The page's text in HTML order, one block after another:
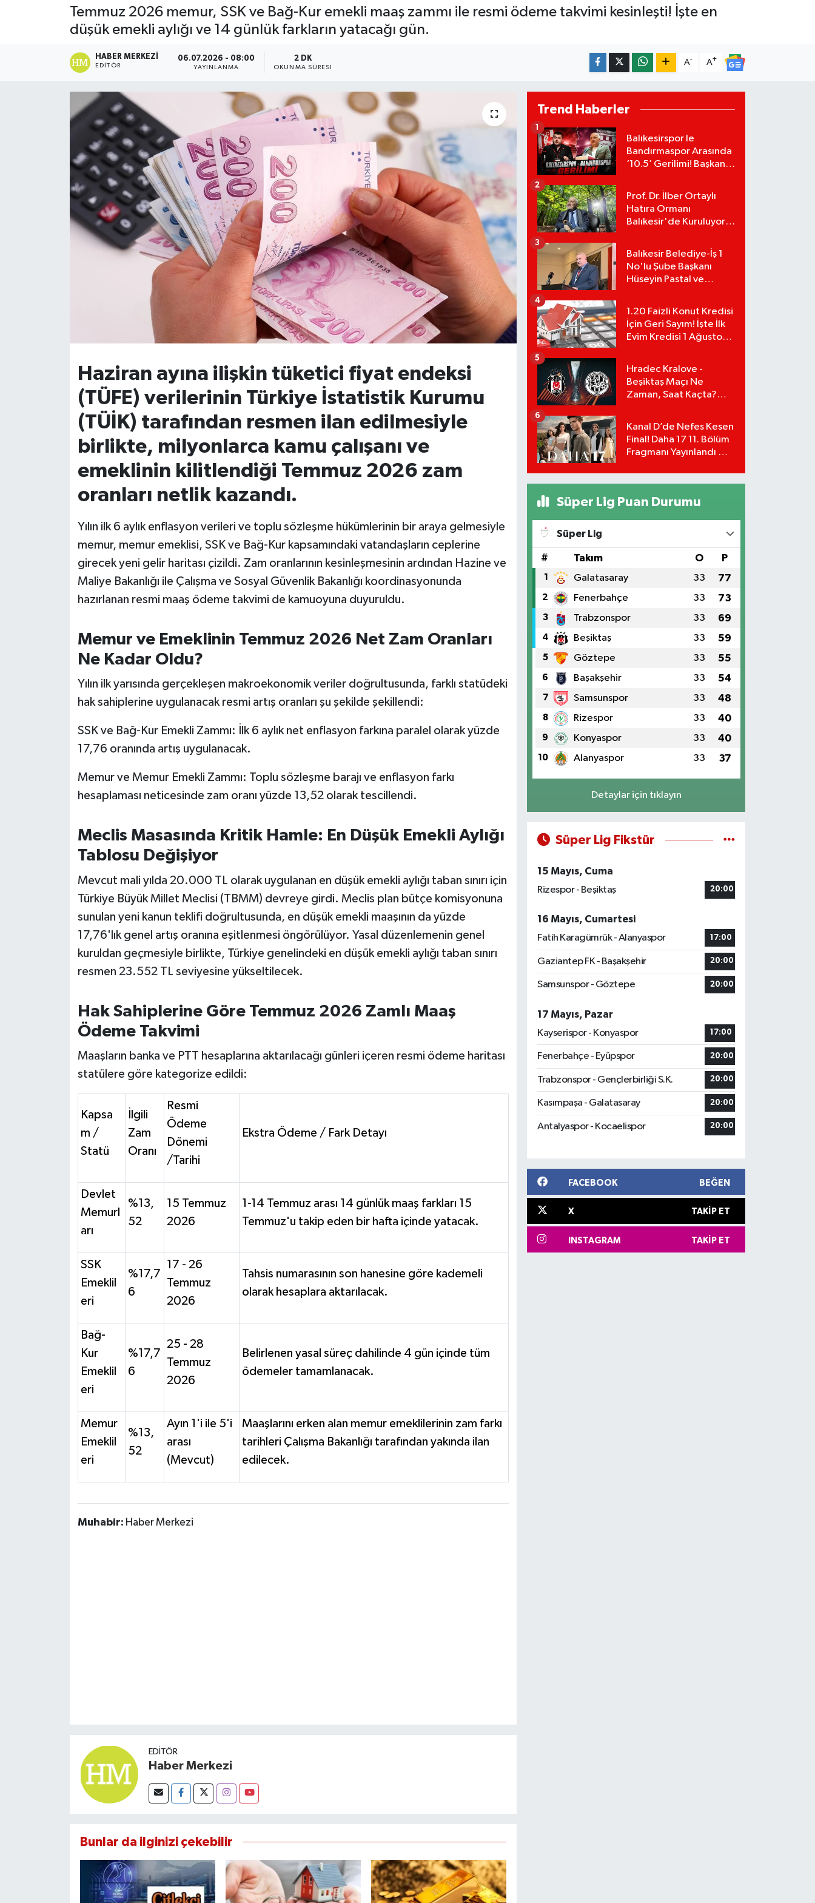
Temmuz 2026 memur, SSK ve Bağ-Kur emekli maaş zammı ile resmi ödeme takvimi kesinleşti! İşte en
düşük emekli aylığı ve 14 günlük farkların yatacağı gün.
HABER MERKEZI
EDITÖR
06.07.2026 - 08:00
YAYINLANMA
2 DK
OKUNMA SÜRESI
A- A+
Haziran ayına ilişkin tüketici fiyat endeksi
(TÜFE) verilerinin Türkiye İstatistik Kurumu
(TÜİK) tarafından resmen ilan edilmesiyle
birlikte, milyonlarca kamu çalışanı ve
emeklinin kilitlendiği Temmuz 2026 zam
oranları netlik kazandı.
Yılın ilk 6 aylık enflasyon verileri ve toplu sözleşme hükümlerinin bir araya gelmesiyle
memur, memur emeklisi, SSK ve Bağ-Kur kapsamındaki vatandaşların ceplerine
girecek yeni gelir haritası çizildi. Zam oranlarının kesinleşmesinin ardından Hazine ve
Maliye Bakanlığı ile Çalışma ve Sosyal Güvenlik Bakanlığı koordinasyonunda
hazırlanan resmi maaş ödeme takvimi de kamuoyuna duyuruldu.
Memur ve Emeklinin Temmuz 2026 Net Zam Oranları
Ne Kadar Oldu?
Yılın ilk yarısında gerçekleşen makroekonomik veriler doğrultusunda, farklı statüdeki
hak sahiplerine uygulanacak resmi artış oranları şu şekilde şekillendi:
SSK ve Bağ-Kur Emekli Zammı: İlk 6 aylık net enflasyon farkına paralel olarak yüzde
17,76 oranında artış uygulanacak.
Memur ve Memur Emekli Zammı: Toplu sözleşme barajı ve enflasyon farkı
hesaplaması neticesinde zam oranı yüzde 13,52 olarak tescillendi.
Meclis Masasında Kritik Hamle: En Düşük Emekli Aylığı
Tablosu Değişiyor
Mevcut mali yılda 20.000 TL olarak uygulanan en düşük emekli aylığı taban sınırı için
Türkiye Büyük Millet Meclisi (TBMM) devreye girdi. Meclis plan bütçe komisyonuna
sunulan yeni kanun teklifi doğrultusunda, en düşük emekli maaşının da yüzde
17,76'lık genel artış oranına eşitlenmesi öngörülüyor. Yasal düzenlemenin genel
kuruldan geçmesiyle birlikte, Türkiye genelindeki en düşük emekli aylığı taban sınırı
resmen 23.552 TL seviyesine yükseltilecek.
Hak Sahiplerine Göre Temmuz 2026 Zamlı Maaş
Ödeme Takvimi
Maaşların banka ve PTT hesaplarına aktarılacağı günleri içeren resmi ödeme haritası
statülere göre kategorize edildi:
Kapsa
m /
Statü
İlgili
Zam
Oranı
Resmi
Ödeme
Dönemi
/Tarihi
Ekstra Ödeme / Fark Detayı
Devlet
Memurl
arı
%13,
52
15 Temmuz
2026
1-14 Temmuz arası 14 günlük maaş farkları 15
Temmuz'u takip eden bir hafta içinde yatacak.
SSK
Emeklil
eri
%17,7
6
17 - 26
Temmuz
2026
Tahsis numarasının son hanesine göre kademeli
olarak hesaplara aktarılacak.
Bağ-
Kur
Emeklil
eri
%17,7
6
25 - 28
Temmuz
2026
Belirlenen yasal süreç dahilinde 4 gün içinde tüm
ödemeler tamamlanacak.
Memur
Emeklil
eri
%13,
52
Ayın 1'i ile 5'i
arası
(Mevcut)
Maaşlarını erken alan memur emeklilerinin zam farkı
tarihleri Çalışma Bakanlığı tarafından yakında ilan
edilecek.
Muhabir: Haber Merkezi
EDITÖR
Haber Merkezi
Bunlar da ilginizi çekebilir
Trend Haberler
Balıkesirspor le
Bandırmaspor Arasında
‘10.5’ Gerilimi! Başkan
Murat Karakoyun'a Sert
Tepki!
1
Prof. Dr. İlber Ortaylı
Hatıra Ormanı
Balıkesir'de Kuruluyor!
Bağışlarını Başlattı!
2
Balıkesir Belediye-İş 1
No'lu Şube Başkanı
Hüseyin Pastal ve
3
1.20 Faizli Konut Kredisi
İçin Geri Sayım! İşte İlk
Evim Kredisi 1 Ağustos
4
Hradec Kralove -
Beşiktaş Maçı Ne
Zaman, Saat Kaçta?
Detayları!
5
Kanal D’de Nefes Kesen
Final! Daha 17 11. Bölüm
Fragmanı Yayınlandı Mı?
6
Süper Lig Puan Durumu
Süper Lig
# Takım O P
1 Galatasaray 33 77
2 Fenerbahçe 33 73
3 Trabzonspor 33 69
4 Beşiktaş 33 59
5 Göztepe 33 55
6 Başakşehir 33 54
7 Samsunspor 33 48
8 Rizespor 33 40
9 Konyaspor 33 40
10 Alanyaspor 33 37
Detaylar için tıklayın
Süper Lig Fikstür
15 Mayıs, Cuma
Rizespor - Beşiktaş
20:00
16 Mayıs, Cumartesi
Fatih Karagümrük - Alanyaspor
17:00
Gaziantep FK - Başakşehir 20:00
Samsunspor - Göztepe 20:00
17 Mayıs, Pazar
Kayserispor - Konyaspor
17:00
Fenerbahçe - Eyüpspor 20:00
Trabzonspor - Gençlerbirliği S.K. 20:00
Kasımpaşa - Galatasaray 20:00
Antalyaspor - Kocaelispor 20:00
FACEBOOK BEĞEN
X TAKIP ET
INSTAGRAM TAKIP ET
Dursunbey
KÜLTÜR-SANAT
MAGAZİN
OTOMOTİV
Resmi İlanlar
Savaştepe
SÜRMANŞET
TARİHTE BUGÜN